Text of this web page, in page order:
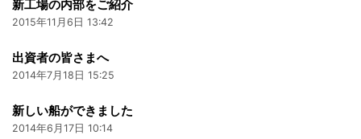
新工場の内部をご紹介
2015年11月6日 13:42
出資者の皆さまへ
2014年7月18日 15:25
新しい船ができました
2014年6月17日 10:14